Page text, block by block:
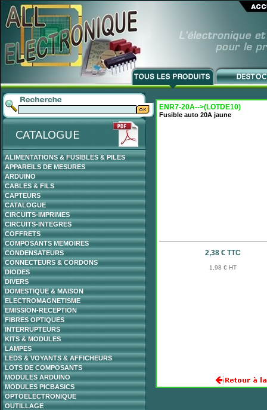
ALIMENTATIONS & FUSIBLES & PILES
APPAREILS DE MESURES
ARDUINO
CABLES & FILS
CAPTEURS
CATALOGUE
CIRCUITS-IMPRIMES
CIRCUITS-INTEGRES
COFFRETS
COMPOSANTS MEMOIRES
CONDENSATEURS
CONNECTEURS & CORDONS
DIODES
DIVERS
DOMESTIQUE & MAISON
ELECTROMAGNETISME
EMISSION-RECEPTION
FIBRES OPTIQUES
INTERRUPTEURS
KITS & MODULES
LAMPES
LEDS & VOYANTS & AFFICHEURS
LOTS DE COMPOSANTS
MODULES ARDUINO
MODULES PICBASICS
OPTOELECTRONIQUE
OUTILLAGE
ENR7-20A-->(LOTDE10)
Fusible auto 20A jaune
2,38 € TTC
1,98 € HT